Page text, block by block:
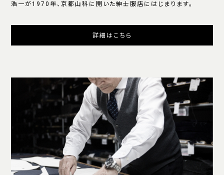
浩一が1970年、京都山科に開いた紳士服店にはじまります。
詳細はこちら